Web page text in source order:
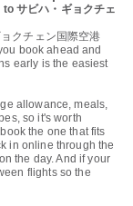
サビハ・ギョクチェ
クチェン国際空港
book ahead and
early is the easiest
allowance, meals,
so it's worth
the one that fits
in online through the
the day. And if your
flights so the